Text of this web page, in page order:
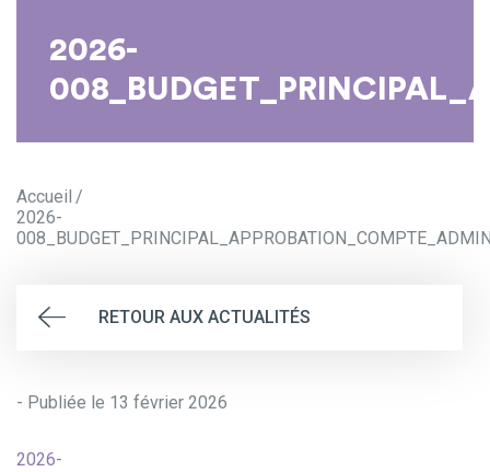
2026-
Accueil
2026-
RETOUR AUX ACTUALITÉS
- Publiée le 13 février 2026
2026-